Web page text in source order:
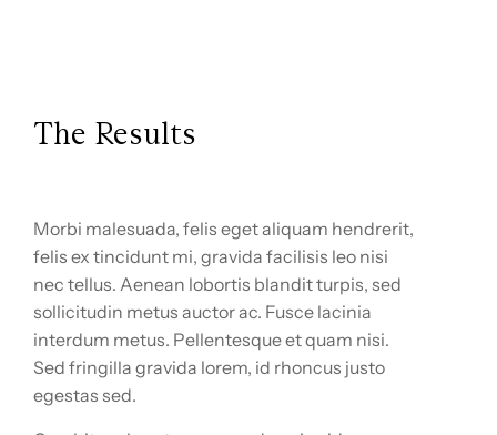
The Results
Morbi malesuada, felis eget aliquam hendrerit,
felis ex tincidunt mi, gravida facilisis leo nisi
nec tellus. Aenean lobortis blandit turpis, sed
sollicitudin metus auctor ac. Fusce lacinia
interdum metus. Pellentesque et quam nisi.
Sed fringilla gravida lorem, id rhoncus justo
egestas sed.